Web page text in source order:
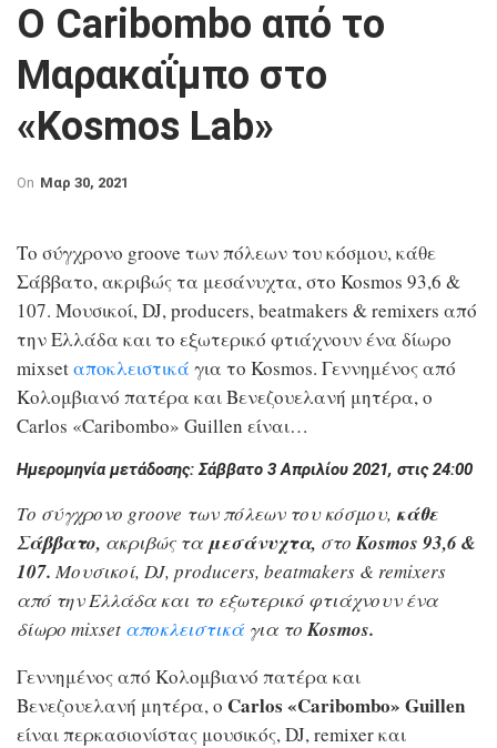
Ο Caribombo από το
Μαρακαΐμπο στο
«Kosmos Lab»
On Μαρ 30, 2021
Το σύγχρονο groove των πόλεων του κόσμου, κάθε
Σάββατο, ακριβώς τα μεσάνυχτα, στο Kosmos 93,6 &
107. Μουσικοί, DJ, producers, beatmakers & remixers από
την Ελλάδα και το εξωτερικό φτιάχνουν ένα δίωρο
mixsetαποκλειστικά για το Kosmos. Γεννημένος από
Κολομβιανό πατέρα και Βενεζουελανή μητέρα, ο
Carlos «Caribombo» Guillen είναι…
Ημερομηνία μετάδοσης: Σάββατο 3 Απριλίου 2021, στις 24:00
Το σύγχρονο groove των πόλεων του κόσμου, κάθε
Σάββατο, ακριβώς τα μεσάνυχτα, στο Kosmos 93,6 &
107. Μουσικοί, DJ, producers, beatmakers & remixers
από την Ελλάδα και το εξωτερικό φτιάχνουν ένα
δίωρο mixset αποκλειστικά για το Kosmos.
Γεννημένος από Κολομβιανό πατέρα και
Βενεζουελανή μητέρα, ο Carlos «Caribombo» Guillen
είναι περκασιονίστας μουσικός, DJ, remixer και